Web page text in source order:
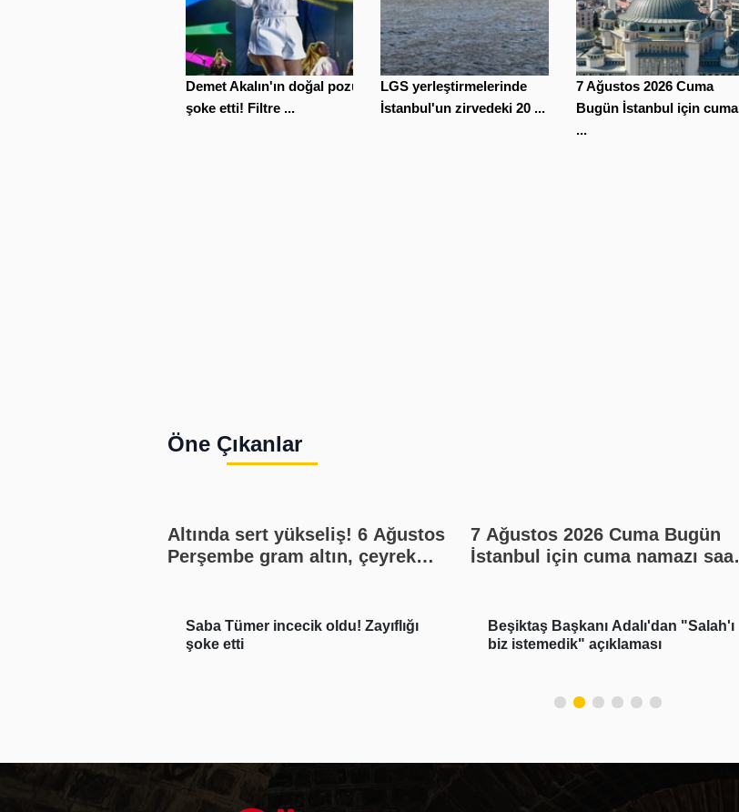
Demet Akalın'ın doğal pozu
şoke etti! Filtre ...
LGS yerleştirmelerinde
İstanbul'un zirvedeki 20 ...
7 Ağustos 2026 Cuma
Bugün İstanbul için cuma
...
Öne Çıkanlar
Altında sert yükseliş! 6 Ağustos
Perşembe gram altın, çeyrek
7 Ağustos 2026 Cuma Bugün
İstanbul için cuma namazı saat
Beşiktaş Başkanı Adalı'dan "Salah'ı
biz istemedik" açıklaması
Emlak vergisinde gelecek yıl için
esas alınacak inşaat maliyet